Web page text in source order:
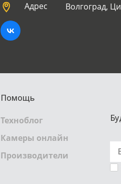
Адрес
Волгоград,
Помощь
Техноблог
Камеры онлайн
Производители